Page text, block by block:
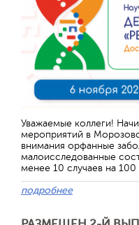
Уважаемые коллеги!
мероприятий в
внимания орфанные
малоисследованные
менее 10 случаев на 100
подробнее